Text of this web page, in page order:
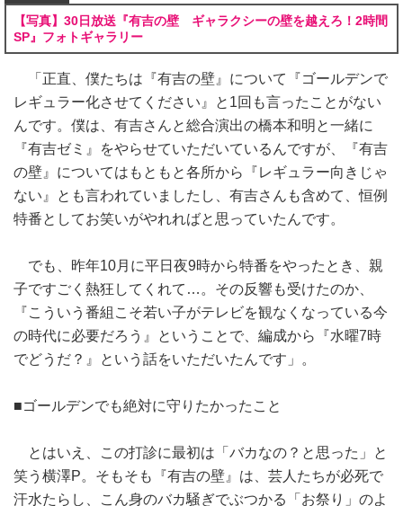
【写真】30日放送『有吉の壁 ギャラクシーの壁を越えろ！2時間
SP』フォトギャラリー
「正直、僕たちは『有吉の壁』について『ゴールデンで
レギュラー化させてください』と1回も言ったことがない
んです。僕は、有吉さんと総合演出の橋本和明と一緒に
『有吉ゼミ』をやらせていただいているんですが、『有吉
の壁』についてはもともと各所から『レギュラー向きじゃ
ない』とも言われていましたし、有吉さんも含めて、恒例
特番としてお笑いがやれればと思っていたんです。
でも、昨年10月に平日夜9時から特番をやったとき、親
子ですごく熱狂してくれて…。その反響も受けたのか、
『こういう番組こそ若い子がテレビを観なくなっている今
の時代に必要だろう』ということで、編成から『水曜7時
でどうだ？』という話をいただいたんです」。
■ゴールデンでも絶対に守りたかったこと
とはいえ、この打診に最初は「バカなの？と思った」と
笑う横澤P。そもそも『有吉の壁』は、芸人たちが必死で
汗水たらし、こん身のバカ騒ぎでぶつかる「お祭り」のよ